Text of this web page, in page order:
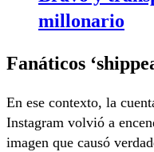
millonario
Fanáticos
En ese contexto, la
Instagram volvió a
imagen que causó